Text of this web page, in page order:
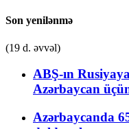
Son yenilənmə
(19 d. əvvəl)
ABŞ-ın
Azərbaycan
Azərbaycanda